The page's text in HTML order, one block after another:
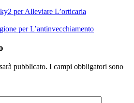
per Alleviare L’orticaria
per L’antinvecchiamento
pubblicato. I campi obbligatori sono